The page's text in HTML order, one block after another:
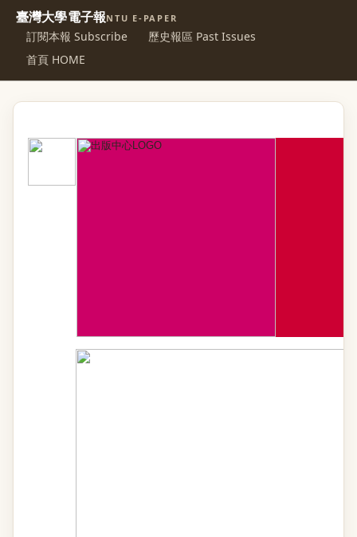
臺灣大學電子報NTU E-PAPER
訂閱本報 Subscribe
歷史報區 Past Issues
首頁 HOME